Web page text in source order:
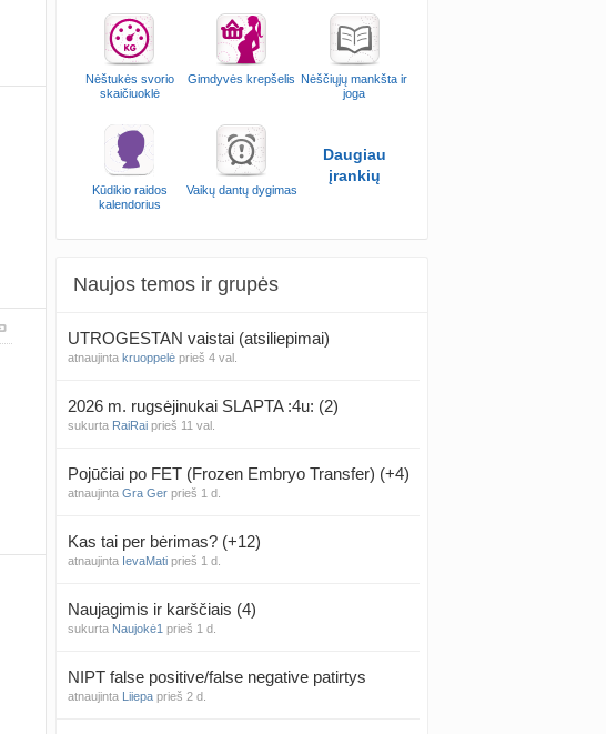
Nėštukės svorio
skaičiuoklė
Gimdyvės krepšelis Nėščiųjų mankšta ir
joga
Kūdikio raidos
kalendorius
Vaikų dantų dygimas
Daugiau
įrankių
Naujos temos ir grupės
UTROGESTAN vaistai (atsiliepimai)
atnaujinta kruoppelė prieš 4 val.
2026 m. rugsėjinukai SLAPTA :4u: (2)
sukurta RaiRai prieš 11 val.
Pojūčiai po FET (Frozen Embryo Transfer) (+4)
atnaujinta Gra Ger prieš 1 d.
Kas tai per bėrimas? (+12)
atnaujinta IevaMati prieš 1 d.
Naujagimis ir karščiais (4)
sukurta Naujokė1 prieš 1 d.
NIPT false positive/false negative patirtys
atnaujinta Liiepa prieš 2 d.